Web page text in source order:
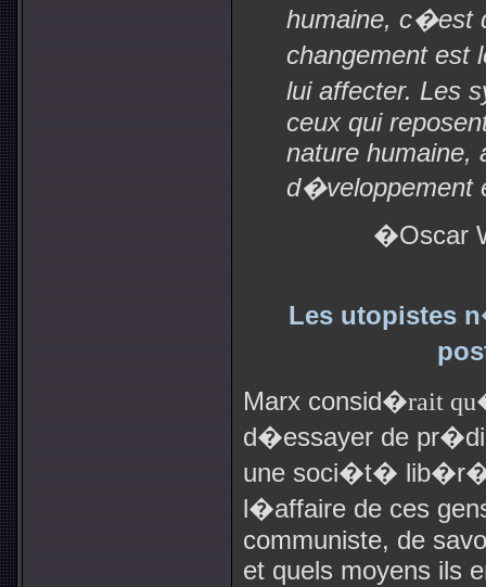
humaine, c�est
changement
lui affecter. Les
ceux qui
nature humaine,
�Oscar
Les utopistes
Marx consid�rait qu
d�essayer de
une soci�t�
l�affaire de ces
communiste, de
et quels moyens ils